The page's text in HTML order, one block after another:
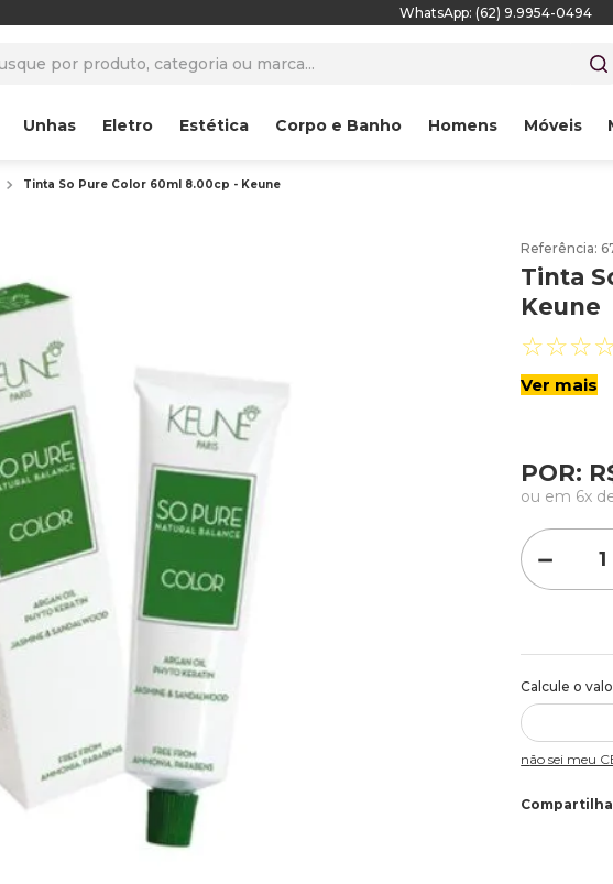
WhatsApp: (62) 9.9954-0494
Unhas Eletro Estética Corpo e Banho Homens Móveis
Tinta So Pure Color 60ml 8.00cp - Keune
Referência:
Tinta
Keune
☆☆☆
Ver mais
POR:
ou em 6x
－
Não sei meu